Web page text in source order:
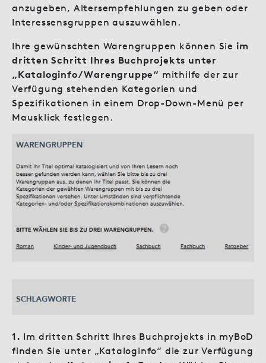
anzugeben, Altersempfehlungen zu geben oder
Interessensgruppen auszuwählen.
Ihre gewünschten Warengruppen können Sie im
dritten Schritt Ihres Buchprojekts unter
„Kataloginfo/Warengruppe“ mithilfe der zur
Verfügung stehenden Kategorien und
Spezifikationen in einem Drop-Down-Menü per
Mausklick festlegen.
1. Im dritten Schritt Ihres Buchprojekts in myBoD
finden Sie unter „Kataloginfo“ die zur Verfügung